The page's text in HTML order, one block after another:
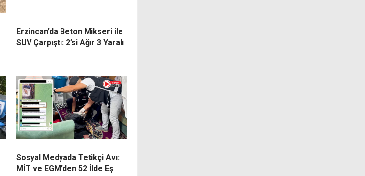
Erzincan’da Beton Mikseri ile
SUV Çarpıştı: 2’si Ağır 3 Yaralı
Sosyal Medyada Tetikçi Avı:
MİT ve EGM’den 52 İlde Eş